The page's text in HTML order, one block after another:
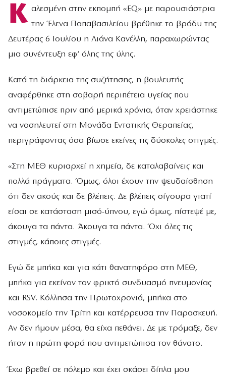
Κ αλεσμένη στην εκπομπή «EQ» με παρουσιάστρια
την Έλενα Παπαβασιλείου βρέθηκε το βράδυ της
Δευτέρας 6 Ιουλίου η Λιάνα Κανέλλη, παραχωρώντας
μια συνέντευξη εφ’ όλης της ύλης.
Κατά τη διάρκεια της συζήτησης, η βουλευτής
αναφέρθηκε στη σοβαρή περιπέτεια υγείας που
αντιμετώπισε πριν από μερικά χρόνια, όταν χρειάστηκε
να νοσηλευτεί στη Μονάδα Εντατικής Θεραπείας,
περιγράφοντας όσα βίωσε εκείνες τις δύσκολες στιγμές.
«Στη ΜΕΘ κυριαρχεί η χημεία, δε καταλαβαίνεις και
πολλά πράγματα. Όμως, όλοι έχουν την ψευδαίσθηση
ότι δεν ακούς και δε βλέπεις. Δε βλέπεις σίγουρα γιατί
είσαι σε κατάσταση μισό-ύπνου, εγώ όμως, πίστεψέ με,
άκουγα τα πάντα. Άκουγα τα πάντα. Όχι όλες τις
στιγμές, κάποιες στιγμές.
Εγώ δε μπήκα και για κάτι θανατηφόρο στη ΜΕΘ,
μπήκα για εκείνον τον φρικτό συνδυασμό πνευμονίας
και RSV. Kόλλησα την Πρωτοχρονιά, μπήκα στο
νοσοκομείο την Τρίτη και κατέρρευσα την Παρασκευή.
Αν δεν ήμουν μέσα, θα είχα πεθάνει. Δε με τρόμαξε, δεν
ήταν η πρώτη φορά που αντιμετώπισα τον θάνατο.
Έχω βρεθεί σε πόλεμο και έχει σκάσει δίπλα μου